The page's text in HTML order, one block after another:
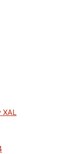
XAL